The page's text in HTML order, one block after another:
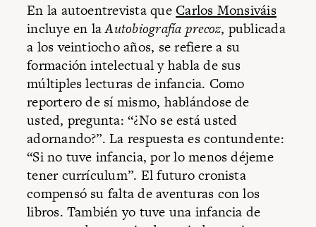
En la autoentrevista que Carlos Monsiváis
incluye en laAutobiografía precoz, publicada
a los veintiocho años, se refiere a su
formación intelectual y habla de sus
múltiples lecturas de infancia. Como
reportero de sí mismo, hablándose de
usted, pregunta: “¿No se está usted
adornando?”. La respuesta es contundente:
“Si no tuve infancia, por lo menos déjeme
tener currículum”. El futuro cronista
compensó su falta de aventuras con los
libros. También yo tuve una infancia de